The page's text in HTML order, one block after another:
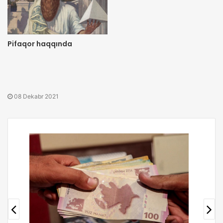
1915-ci ildə Eynşteyn tərəfindən hazırlanmış ümumi
nisbilik nəzəriyyəsi cazibə qüvvəsinin məkan-zamanın
kütlə tərəfindən əyilməsi nəticəsində yarandığını bildirir.
1921-ci ildə fizika üzrə
Albert Eynşteynin şəxsi həyatı
Şəxsi həyatında bir neçə maraqlı məqam var:
Serb fiziki Mila Mariçlə evli idi. 1903-cü ildə evləndilər.
Onların evliliyi çətinliksiz keçmədi və 1919-cu ildə
Pifaqor haqqında
08 Dekabr 2021